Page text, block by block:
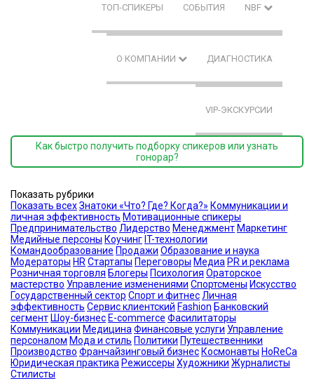
ТОП-СПИКЕРЫ СОБЫТИЯ NBF
О КОМПАНИИ ДИАГНОСТИКА
VIP-ЭКСКУРСИИ
Как быстро получить подборку спикеров или узнать
гонорар?
Показать рубрики
Показать всехЗнатоки «Что? Где? Когда?» Коммуникации и
личная эффективность Мотивационные спикеры
Предпринимательство Лидерство Менеджмент Маркетинг
Медийные персоны Коучинг IT-технологии
Командообразование Продажи Образование и наука
Модераторы HRСтартапы Переговоры Медиа PR и реклама
Розничная торговля Блогеры Психология Ораторское
мастерство Управление изменениями Спортсмены Искусство
Государственный сектор Спорт и фитнесЛичная
эффективность Сервис клиентский Fashion Банковский
сегмент Шоу-бизнес E-commerce Фасилитаторы
Коммуникации МедицинаФинансовые услуги Управление
персоналом Мода и стиль Политики Путешественники
Производство Франчайзинговый бизнес Космонавты HoReCa
Юридическая практика Режиссеры Художники Журналисты
Стилисты